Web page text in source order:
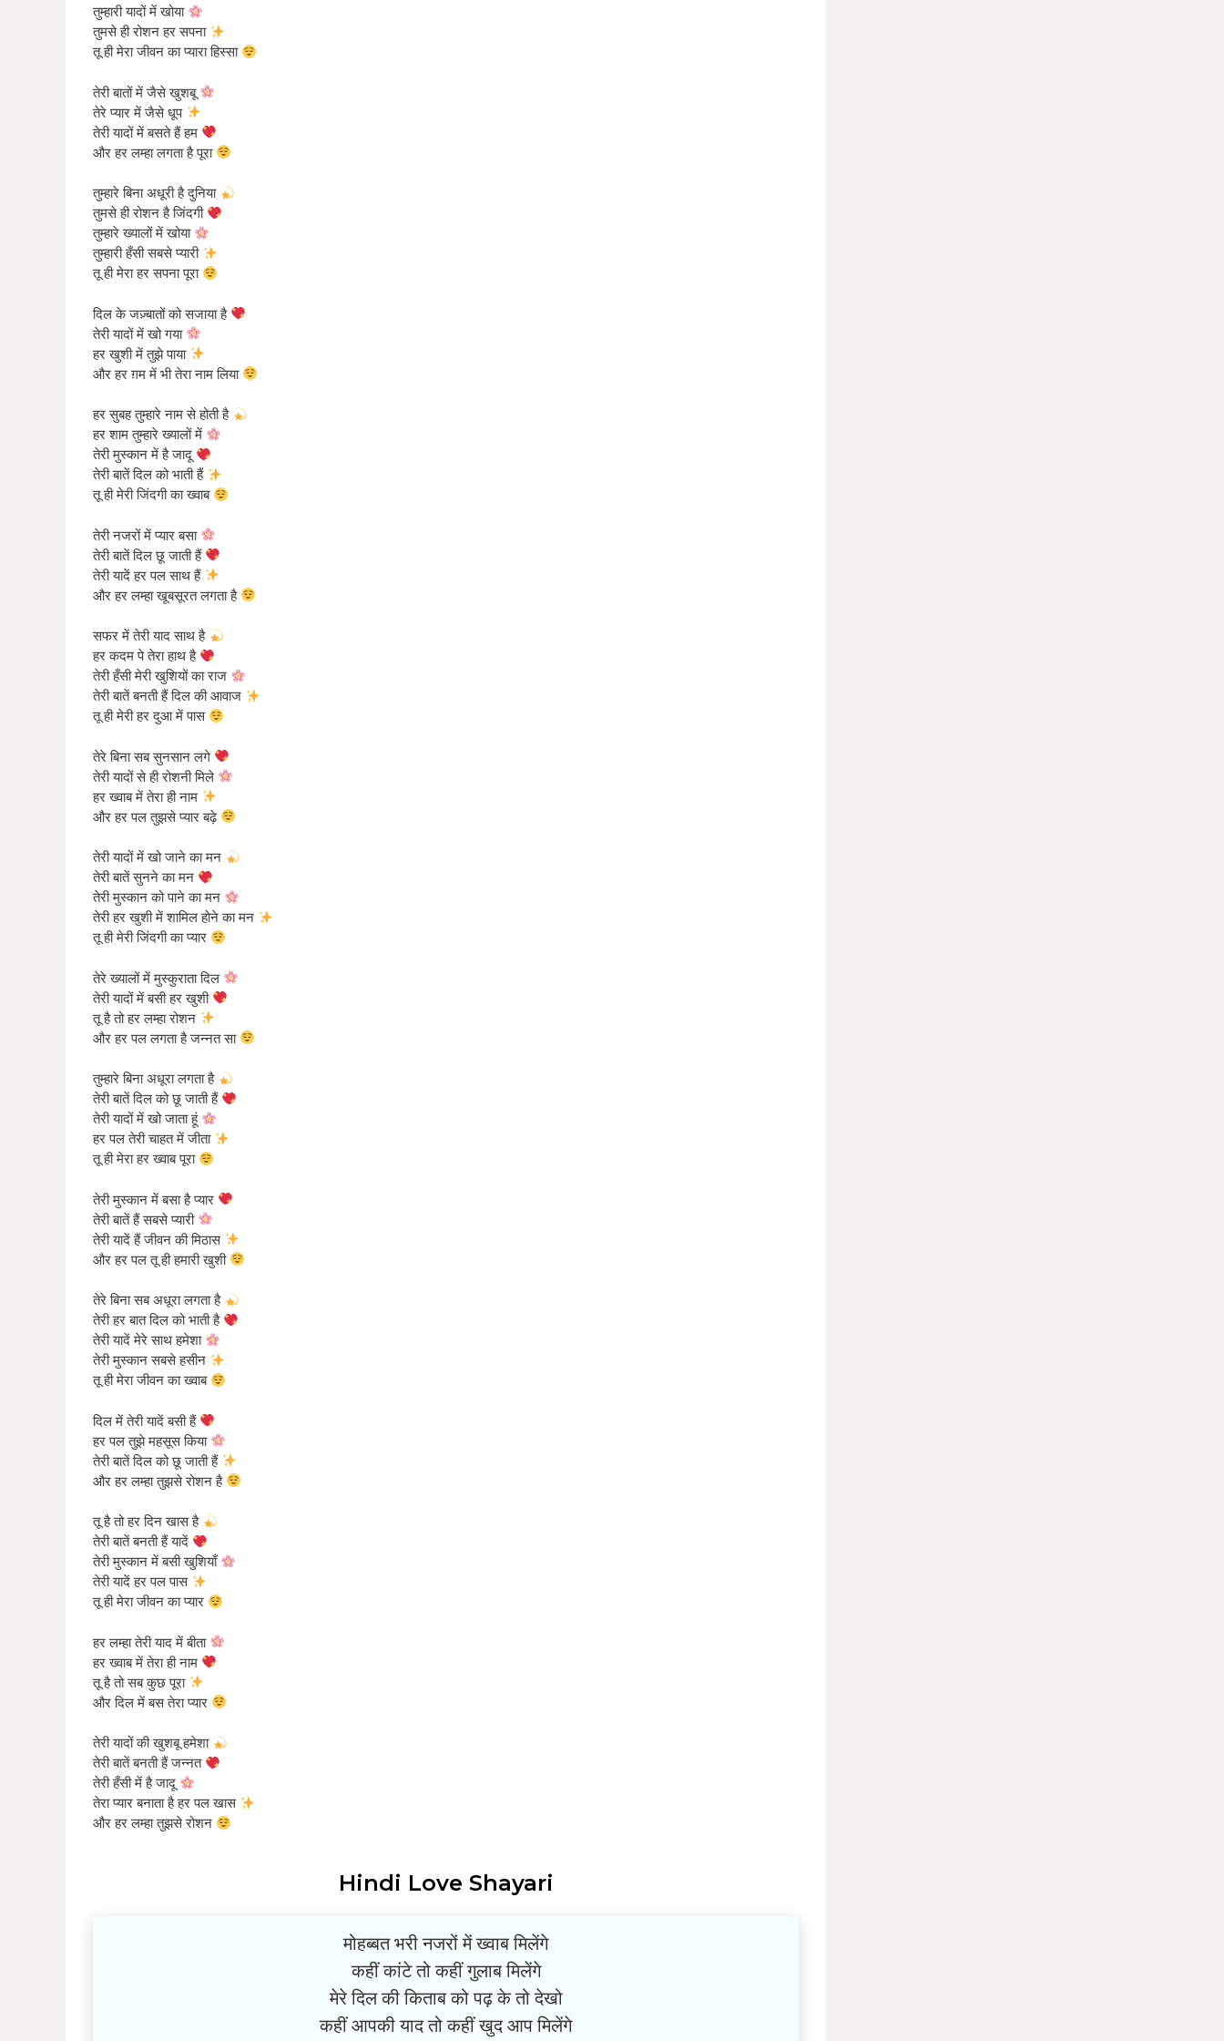
तुम्हारी यादों में खोया
तुमसे ही रोशन हर सपना
तू ही मेरा जीवन का प्यारा हिस्सा
तेरी बातों में जैसे खुशबू
तेरे प्यार में जैसे धूप
तेरी यादों में बसते हैं हम
और हर लम्हा लगता है पूरा
तुम्हारे बिना अधूरी है दुनिया
तुमसे ही रोशन है जिंदगी
तुम्हारे ख्यालों में खोया
तुम्हारी हँसी सबसे प्यारी
तू ही मेरा हर सपना पूरा
दिल के जज़्बातों को सजाया है
तेरी यादों में खो गया
हर खुशी में तुझे पाया
और हर ग़म में भी तेरा नाम लिया
हर सुबह तुम्हारे नाम से होती है
हर शाम तुम्हारे ख्यालों में
तेरी मुस्कान में है जादू
तेरी बातें दिल को भाती हैं
तू ही मेरी जिंदगी का ख्वाब
तेरी नजरों में प्यार बसा
तेरी बातें दिल छू जाती हैं
तेरी यादें हर पल साथ हैं
और हर लम्हा खूबसूरत लगता है
सफर में तेरी याद साथ है
हर कदम पे तेरा हाथ है
तेरी हँसी मेरी खुशियों का राज
तेरी बातें बनती हैं दिल की आवाज
तू ही मेरी हर दुआ में पास
तेरे बिना सब सुनसान लगे
तेरी यादों से ही रोशनी मिले
हर ख्वाब में तेरा ही नाम
और हर पल तुझसे प्यार बढ़े
तेरी यादों में खो जाने का मन
तेरी बातें सुनने का मन
तेरी मुस्कान को पाने का मन
तेरी हर खुशी में शामिल होने का मन
तू ही मेरी जिंदगी का प्यार
तेरे ख्यालों में मुस्कुराता दिल
तेरी यादों में बसी हर खुशी
तू है तो हर लम्हा रोशन
और हर पल लगता है जन्नत सा
तुम्हारे बिना अधूरा लगता है
तेरी बातें दिल को छू जाती हैं
तेरी यादों में खो जाता हूं
हर पल तेरी चाहत में जीता
तू ही मेरा हर ख्वाब पूरा
तेरी मुस्कान में बसा है प्यार
तेरी बातें हैं सबसे प्यारी
तेरी यादें हैं जीवन की मिठास
और हर पल तू ही हमारी खुशी
तेरे बिना सब अधूरा लगता है
तेरी हर बात दिल को भाती है
तेरी यादें मेरे साथ हमेशा
तेरी मुस्कान सबसे हसीन
तू ही मेरा जीवन का ख्वाब
दिल में तेरी यादें बसी हैं
हर पल तुझे महसूस किया
तेरी बातें दिल को छू जाती हैं
और हर लम्हा तुझसे रोशन है
तू है तो हर दिन खास है
तेरी बातें बनती हैं यादें
तेरी मुस्कान में बसी खुशियाँ
तेरी यादें हर पल पास
तू ही मेरा जीवन का प्यार
हर लम्हा तेरी याद में बीता
हर ख्वाब में तेरा ही नाम
तू है तो सब कुछ पूरा
और दिल में बस तेरा प्यार
तेरी यादों की खुशबू हमेशा
तेरी बातें बनती हैं जन्नत
तेरी हँसी में है जादू
तेरा प्यार बनाता है हर पल खास
और हर लम्हा तुझसे रोशन
Hindi Love Shayari
मोहब्बत भरी नजरों में ख्वाब मिलेंगे
कहीं कांटे तो कहीं गुलाब मिलेंगे
मेरे दिल की किताब को पढ़ के तो देखो
कहीं आपकी याद तो कहीं खुद आप मिलेंगे